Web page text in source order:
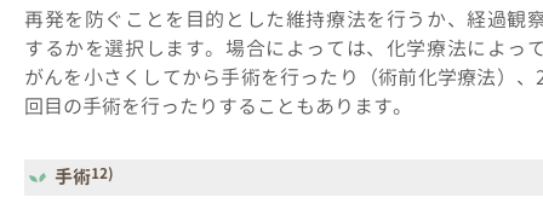
再発を防ぐことを目的とした維持療法を行うか、経過観
するかを選択します。場合によっては、化学療法によっ
がんを小さくしてから手術を行ったり（術前化学療法）、
回目の手術を行ったりすることもあります。
手術12)